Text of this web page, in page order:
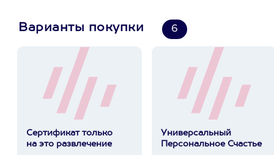
Варианты покупки 6
Сертификат только
на это развлечение
Универсальный
Персональное Счастье